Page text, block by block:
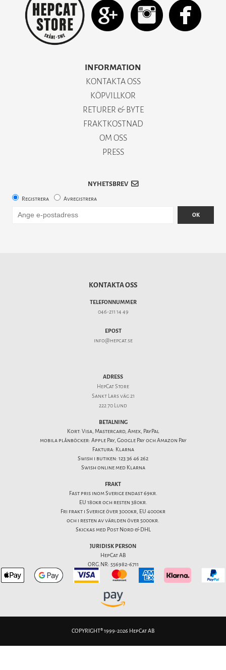
INFORMATION
KONTAKTA OSS
KÖPVILLKOR
RETURER & BYTE
FRAKTKOSTNAD
OM OSS
PRESS
NYHETSBREV
Registrera Avregistrera
OK
KONTAKTA OSS
TELEFONNUMMER
046-211 14 49
EPOST
info@hepcat.se
ADRESS
HepCat Store
Sankt Lars väg 21
222 70 Lund
BETALNING
Kort: Visa, Mastercard, Amex, PayPal
mobila plånböcker: Apple Pay, Google Pay och Amazon Pay
Faktura: Klarna
Swish i butiken: 123 36 46 262
Swish online med Klarna
FRAKT
Fast pris inom Sverige endast 69kr.
EU 180kr och resten 380kr.
Fri frakt i Sverige över 3000kr, EU 4000kr
och i resten av världen över 5000kr.
Skickas med Post Nord & DHL
JURIDISK PERSON
HepCat AB
ORG.NR: 556982-6711
COPYRIGHT® 1999-2026 HepCat AB